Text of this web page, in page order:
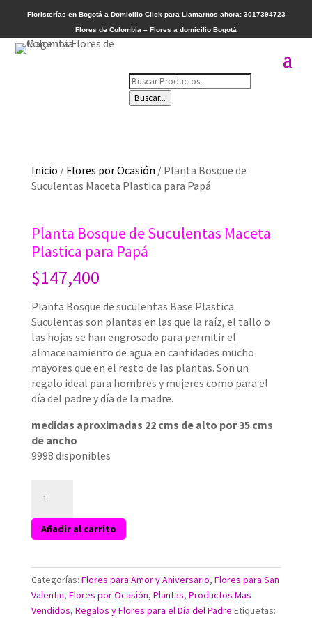
Floristerías en Bogotá a Domicilio Click para Llamarnos ahora: 3017394723
Flores de Colombia – Flores a domicilio Bogotá
Búsqueda
de
productos
Buscar...
Inicio / Flores por Ocasión / Planta Bosque de
Suculentas Maceta Plastica para Papá
Planta Bosque de Suculentas Maceta
Plastica para Papá
$147,400
Planta Bosque de suculentas Base Plastica.
Suculentas son plantas en las que la raíz, el tallo o
las hojas se han engrosado para permitir el
almacenamiento de agua en cantidades mucho
mayores que en el resto de las plantas. Son un
regalo ideal para hombres y mujeres como para el
día del padre y día de la madre.
medidas aproximadas 22 cms de alto por 35 cms
de ancho
9998 disponibles
Bosque
de
Suculentas
Plastica
para
Papá
cantidad
Añadir al carrito
Categorías: Flores para Amor y Aniversario, Flores para San
Valentin, Flores por Ocasión, Plantas, Productos Mas
Vendidos, Regalos y Flores para el Día del Padre Etiquetas: